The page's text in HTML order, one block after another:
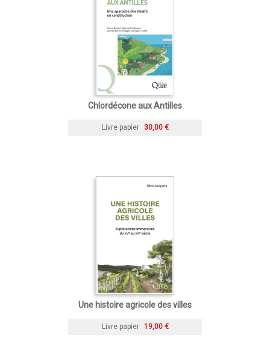
Chlordécone aux Antilles
Livre papier 30,00 €
Une histoire agricole des villes
Livre papier 19,00 €